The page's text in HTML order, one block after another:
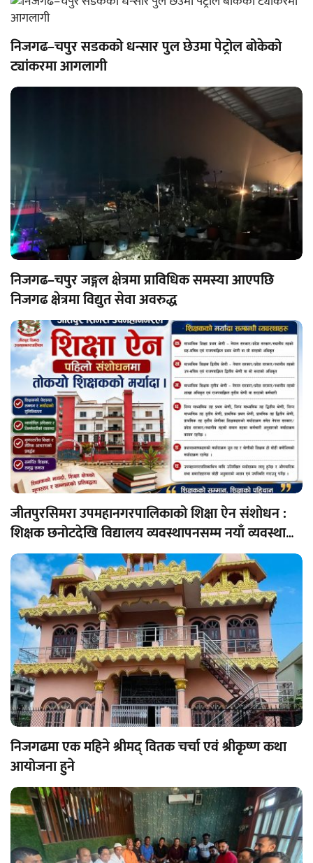
निजगढ–चपुर सडकको धन्सार पुल छेउमा पेट्रोल बोकेको
ट्यांकरमा आगलागी
निजगढ–चपुर जङ्गल क्षेत्रमा प्राविधिक समस्या आएपछि
निजगढ क्षेत्रमा विद्युत सेवा अवरुद्ध
जीतपुरसिमरा उपमहानगरपालिकाको शिक्षा ऐन संशोधन :
शिक्षक छनोटदेखि विद्यालय व्यवस्थापनसम्म नयाँ व्यवस्था
लागू
निजगढमा एक महिने श्रीमद् वितक चर्चा एवं श्रीकृष्ण कथा
आयोजना हुने